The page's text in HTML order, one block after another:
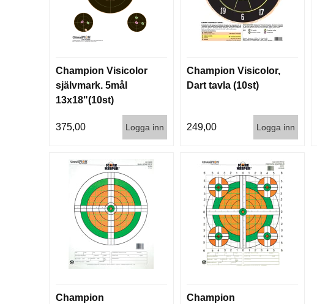
Champion Visicolor
självmark. 5mål
13x18"(10st)
375,00 Logga inn
Champion Visicolor,
Dart tavla (10st)
249,00 Logga inn
Champion
Champion